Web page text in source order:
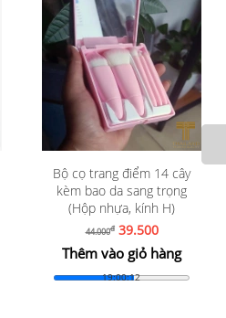
Bộ cọ trang điểm 14 cây
kèm bao da sang trọng (10
cọ xanh + túi PU)
54.500đ49.500
Thêm vào giỏ hàng
19:00:10